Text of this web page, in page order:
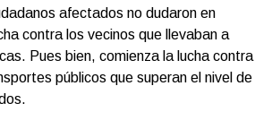
afectados no dudaron en
contra los vecinos que llevaban a
Pues bien, comienza la lucha contra
públicos que superan el nivel de